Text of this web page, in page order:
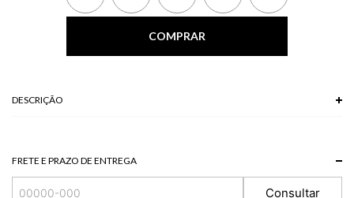
COMPRAR
DESCRIÇÃO
FRETE E PRAZO DE ENTREGA
Consultar